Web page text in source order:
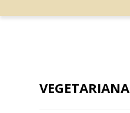
VEGETARIANA